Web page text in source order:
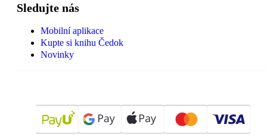
Sledujte nás
Mobilní aplikace
Kupte si knihu Čedok
Novinky